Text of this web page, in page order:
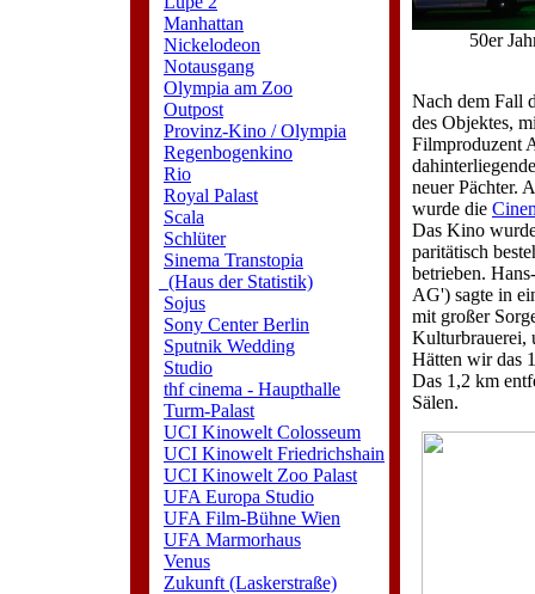
Manhattan
Nickelodeon
Notausgang
Olympia am Zoo
Outpost
Provinz-Kino / Olympia
Regenbogenkino
Rio
Royal Palast
Scala
Schlüter
Sinema Transtopia
(Haus der Statistik)
Sojus
Sony Center Berlin
Sputnik Wedding
Studio
thf cinema - Haupthalle
Turm-Palast
UCI Kinowelt Colosseum
UCI Kinowelt Friedrichshain
UCI Kinowelt Zoo Palast
UFA Europa Studio
UFA Film-Bühne Wien
UFA Marmorhaus
Venus
Zukunft (Laskerstraße)
50er
Nach dem Fall
des Objektes,
Filmproduzent
neuer Pächter.
wurde die
Das Kino
paritätisch
betrieben.
AG') sagte in
mit großer
Kulturbrauerei,
Hätten wir das
Das 1,2 km
Sälen.